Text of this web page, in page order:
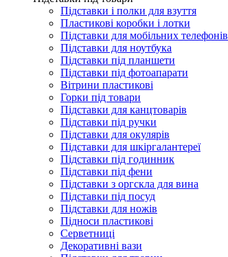
Підставки і полки для взуття
Пластикові коробки і лотки
Підставки для мобільних телефонів
Підставки для ноутбука
Підставки під планшети
Підставки під фотоапарати
Вітрини пластикові
Горки під товари
Підставки для канцтоварів
Підставки під ручки
Підставки для окулярів
Підставки для шкіргалантереї
Підставки під годинник
Підставки під фени
Підставки з оргскла для вина
Підставки під посуд
Підставки для ножів
Підноси пластикові
Серветниці
Декоративні вази